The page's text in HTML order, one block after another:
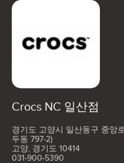
Crocs NC 일산점
경기도 고양시 일산동구 중앙
두동 797-2)
고양, 경기도 10414
031-900-5390